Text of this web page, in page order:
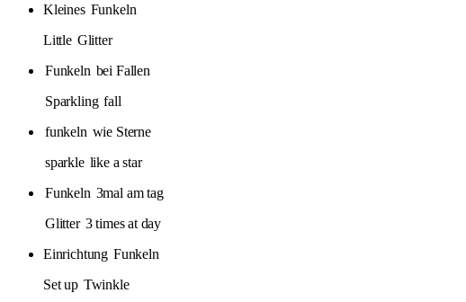
Kleines Funkeln
Little Glitter
Funkeln bei Fallen
Sparkling fall
funkeln wie Sterne
sparkle like a star
Funkeln 3mal am tag
Glitter 3 times at day
Einrichtung Funkeln
Set up Twinkle